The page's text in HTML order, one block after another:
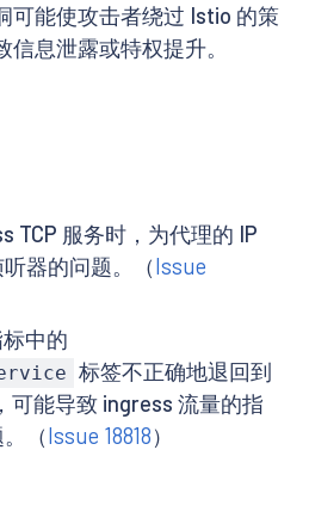
可能使攻击者绕过 Istio 的策
息泄露或特权提升。
TCP 服务时，为代理的 IP
器的问题。（Issue
中的
标签不正确地退回到
，可能导致 ingress 流量的指
（Issue 18818）